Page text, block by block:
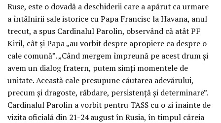
Ruse, este o dovadă a deschiderii care a apărut ca urmare
a întâlnirii sale istorice cu Papa Francisc la Havana, anul
trecut, a spus Cardinalul Parolin, observând că atât PF
Kiril, cât și Papa „au vorbit despre apropiere ca despre o
cale comună”. „Când mergem împreună pe acest drum și
avem un dialog fratern, putem simți momentele de
unitate. Această cale presupune căutarea adevărului,
precum și dragoste, răbdare, persistență și determinare”.
Cardinalul Parolin a vorbit pentru TASS cu o zi înainte de
vizita oficială din 21-24 august în Rusia, în timpul căreia